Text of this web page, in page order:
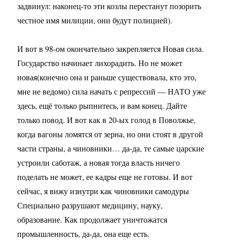
задвинул: наконец-то эти козлы перестанут позорить
честное имя милиции, они будут полицией).
И вот в 98-ом окончательно закрепляется Новая сила.
Государство начинает лихорадить. Но не может
новая(конечно она и раньше существовала, кто это,
мне не ведомо) сила начать с репрессий — НАТО уже
здесь, ещё только рыпнитесь, и вам конец. Дайте
только повод. И вот как в 20-ых голод в Поволжье,
когда вагоны ломятся от зерна, но они стоят в другой
части страны, а чиновники… да-да, те самые царские
устроили саботаж, а новая тогда власть ничего
поделать не может, ее кадры еще не готовы. И вот
сейчас, я вижу изнутри как чиновники самодуры
Специально разрушают медицину, науку,
образование. Как продолжает уничтожатся
промышленность, да-да, она еще есть.